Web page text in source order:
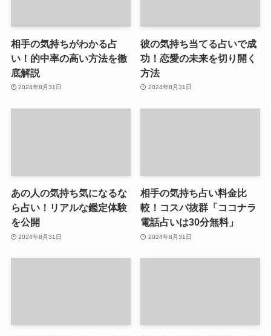
相手の気持ちがわかる占
い！的中率の高い方法を徹
底解説
2024年8月31日
彼の気持ち当てる占いで成
功！恋愛の未来を切り開く
方法
2024年8月31日
あの人の気持ち気になるな
ら占い！リアルな鑑定体験
を公開
2024年8月31日
相手の気持ち占い料金比
較！コスパ抜群「ココナラ
電話占いは30分無料」
2024年8月31日